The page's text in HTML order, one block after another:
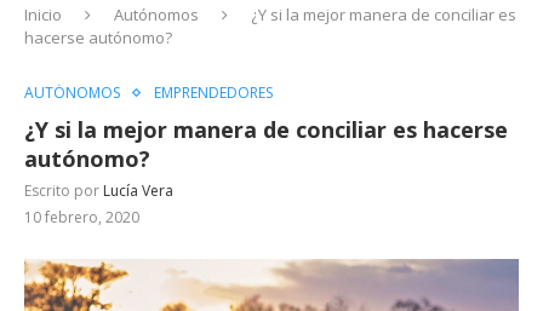
Inicio Autónomos
¿Y si la mejor manera de conciliar es
hacerse autónomo?
AUTÓNOMOS EMPRENDEDORES
¿Y si la mejor manera de conciliar es hacerse
autónomo?
Escrito por Lucía Vera
10 febrero, 2020